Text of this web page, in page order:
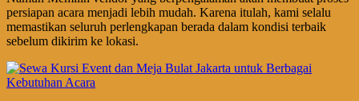
persiapan acara menjadi lebih mudah. Karena itulah, kami selalu
memastikan seluruh perlengkapan berada dalam kondisi terbaik
sebelum dikirim ke lokasi.